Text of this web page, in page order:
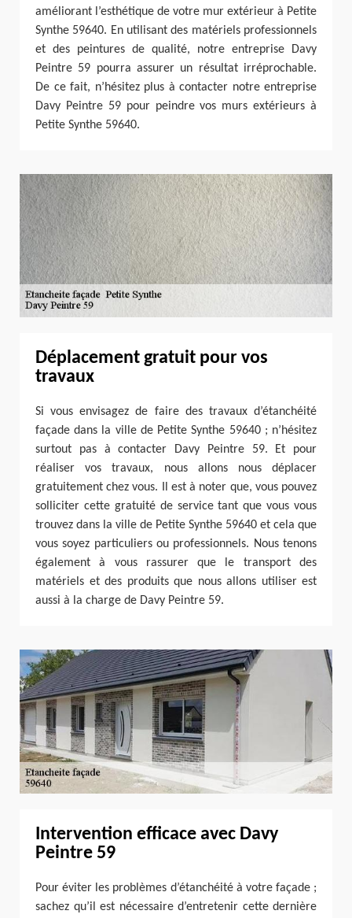
améliorant l’esthétique de votre mur extérieur à Petite
Synthe 59640. En utilisant des matériels professionnels
et des peintures de qualité, notre entreprise Davy
Peintre 59 pourra assurer un résultat irréprochable.
De ce fait, n’hésitez plus à contacter notre entreprise
Davy Peintre 59 pour peindre vos murs extérieurs à
Petite Synthe 59640.
Déplacement gratuit pour vos
travaux
Si vous envisagez de faire des travaux d’étanchéité
façade dans la ville de Petite Synthe 59640 ; n’hésitez
surtout pas à contacter Davy Peintre 59. Et pour
réaliser vos travaux, nous allons nous déplacer
gratuitement chez vous. Il est à noter que, vous pouvez
solliciter cette gratuité de service tant que vous vous
trouvez dans la ville de Petite Synthe 59640 et cela que
vous soyez particuliers ou professionnels. Nous tenons
également à vous rassurer que le transport des
matériels et des produits que nous allons utiliser est
aussi à la charge de Davy Peintre 59.
Intervention efficace avec Davy
Peintre 59
Pour éviter les problèmes d’étanchéité à votre façade ;
sachez qu’il est nécessaire d’entretenir cette dernière